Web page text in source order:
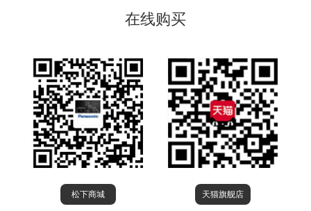
在线购买
松下商城 天猫旗舰店